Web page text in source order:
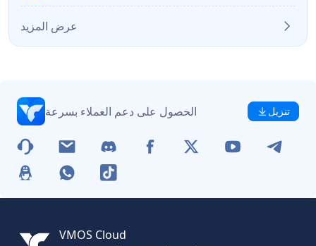
عرض المزيد
الحصول على دعم العملاء بسرعة تنزيل
VMOS Cloud